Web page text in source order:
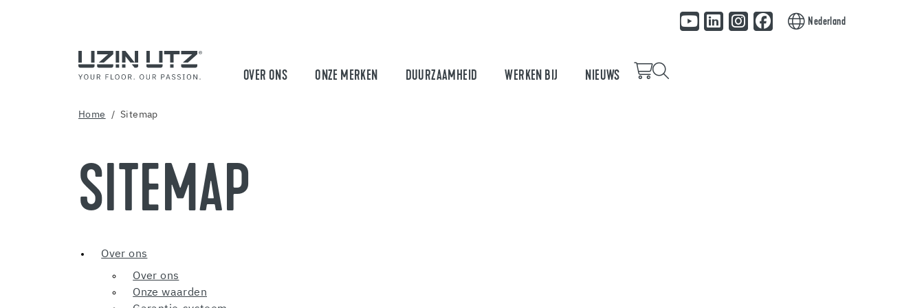
Nederland
OVER ONS ONZE MERKEN DUURZAAMHEID WERKEN BIJ NIEUWS
Home Sitemap
SITEMAP
Over ons
Over ons
Onze waarden